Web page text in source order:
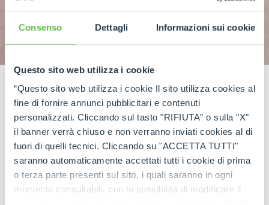
Consenso Dettagli Informazioni sui cookie
Questo sito web utilizza i cookie
“Questo sito web utilizza i cookie Il sito utilizza cookies al
fine di fornire annunci pubblicitari e contenuti
personalizzati. Cliccando sul tasto "RIFIUTA" o sulla "X"
il banner verrà chiuso e non verranno inviati cookies al di
fuori di quelli tecnici. Cliccando su "ACCETTA TUTTI"
saranno automaticamente accettati tutti i cookie di prima
o terza parte presenti sul sito, i quali saranno in ogni
momento consultabili, con la possibilità di modificare il
LEER LA ENTREVISTA